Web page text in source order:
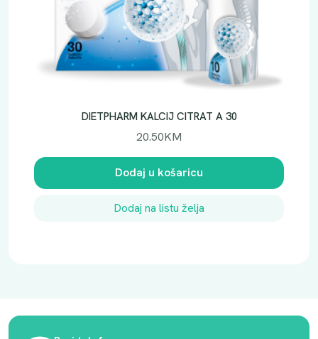
DIETPHARM KALCIJ CITRAT A 30
20.50KM
Dodaj u košaricu
Dodaj na listu želja